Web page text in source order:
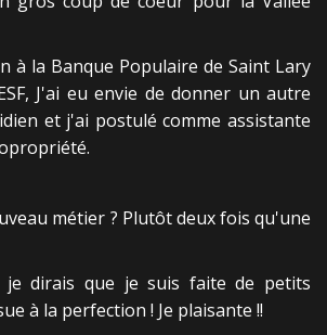
à la Banque Populaire de Saint Lary
J'ai eu envie de donner un autre
et j'ai postulé comme assistante
métier ? Plutôt deux fois qu'une
je dirais que je suis faite de petits
à la perfection ! Je plaisante !!